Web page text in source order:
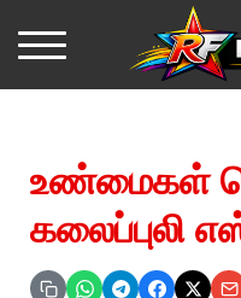
உண்மைகள்
கலைப்புலி